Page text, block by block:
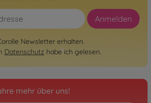
Anmelden
Newsletter erhalten.
Datenschutz habe ich gelesen.
mehr über uns!